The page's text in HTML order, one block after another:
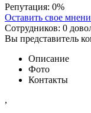
Репутация: 0%
Оставить свое
Сотрудников: 0
Вы представитель
Описание
Фото
Контакты
,